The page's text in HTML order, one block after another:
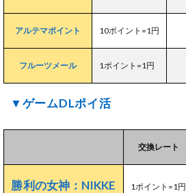
アルテマポイント 10ポイント=1円
フルーツメール 1ポイント=1円
▼ゲームDLポイ活
交換レート
勝利の女神：NIKKE 1ポイント=1円